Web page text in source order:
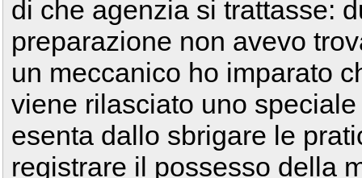
di che agenzia si trattasse:
preparazione non avevo
un meccanico ho imparato
viene rilasciato uno
esenta dallo sbrigare le
registrare il possesso della